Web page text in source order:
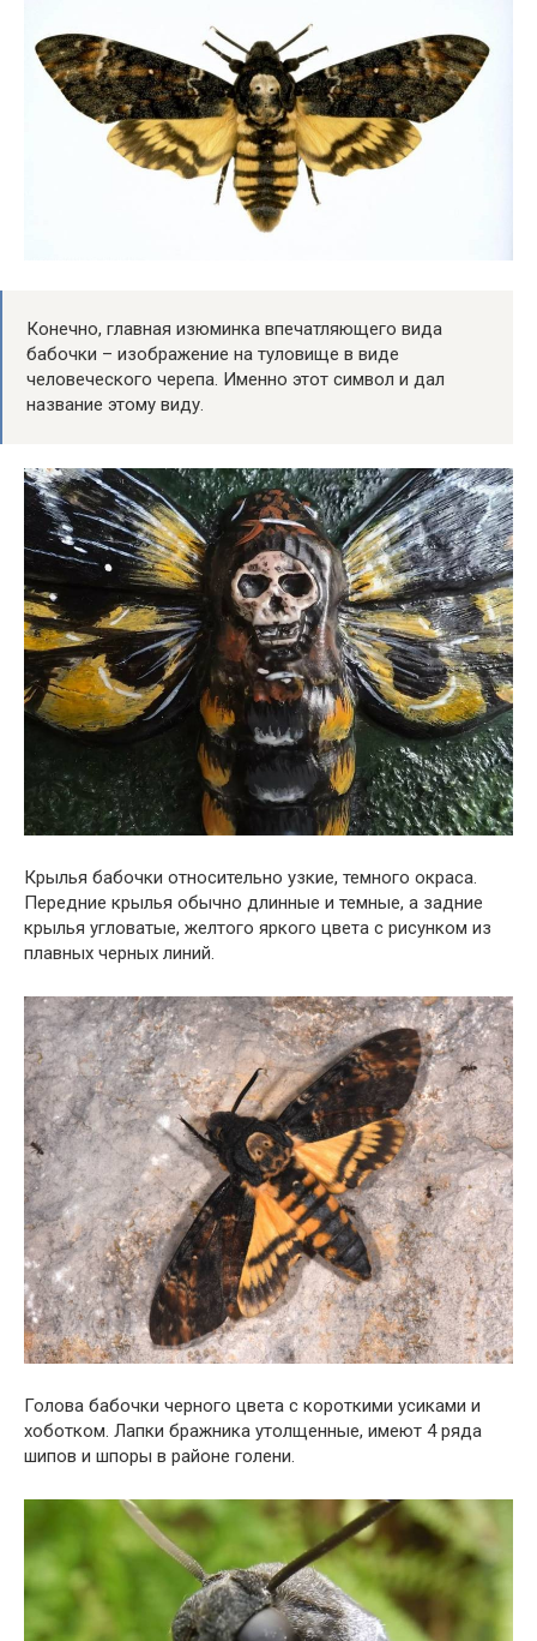
Конечно, главная изюминка впечатляющего вида
бабочки – изображение на туловище в виде
человеческого черепа. Именно этот символ и дал
название этому виду.
Крылья бабочки относительно узкие, темного окраса.
Передние крылья обычно длинные и темные, а задние
крылья угловатые, желтого яркого цвета с рисунком из
плавных черных линий.
Голова бабочки черного цвета с короткими усиками и
хоботком. Лапки бражника утолщенные, имеют 4 ряда
шипов и шпоры в районе голени.